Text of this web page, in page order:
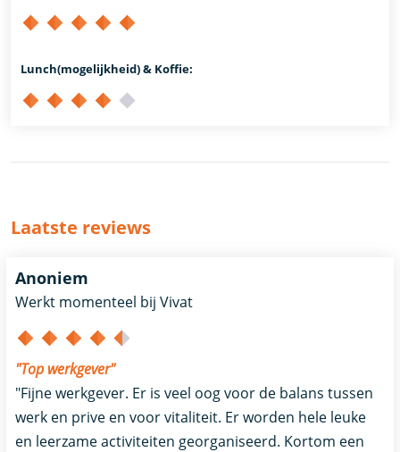
Lunch(mogelijkheid) & Koffie:
Laatste reviews
Anoniem
Werkt momenteel bij Vivat
"Top werkgever"
"Fijne werkgever. Er is veel oog voor de balans tussen
werk en prive en voor vitaliteit. Er worden hele leuke
en leerzame activiteiten georganiseerd. Kortom een